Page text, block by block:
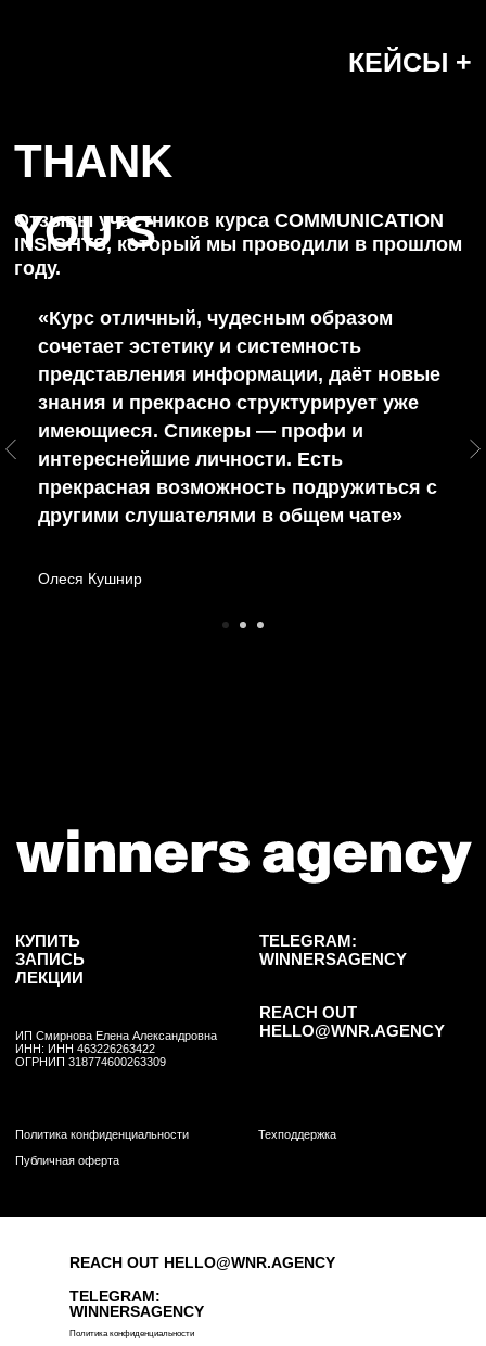
«Курс отличный, чудесным образом
сочетает эстетику и системность
представления информации, даёт новые
знания и прекрасно структурирует уже
имеющиеся. Спикеры — профи и
интереснейшие личности. Есть
прекрасная возможность подружиться с
другими слушателями в общем чате»
Олеся Кушнир
REACH OUT HELLO@WNR.AGENCY
Политика конфиденциальности
TELEGRAM:
WINNERSAGENCY